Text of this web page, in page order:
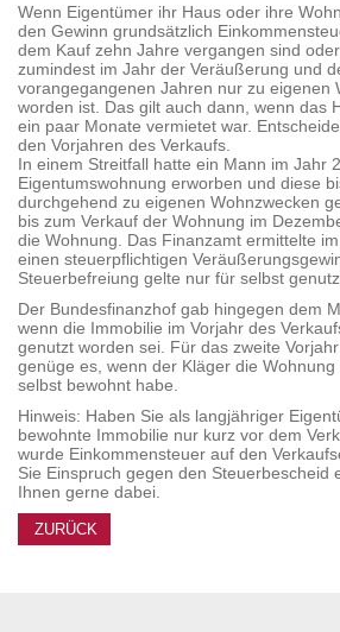
Wenn Eigentümer ihr Haus oder ihre
den Gewinn grundsätzlich
dem Kauf zehn Jahre vergangen sind
zumindest im Jahr der Veräußerung und
vorangegangenen Jahren nur zu eigenen
worden ist. Das gilt auch dann, wenn das
ein paar Monate vermietet war.
den Vorjahren des Verkaufs.
In einem Streitfall hatte ein Mann im Jahr
Eigentumswohnung erworben und diese
durchgehend zu eigenen Wohnzwecken
bis zum Verkauf der Wohnung im
die Wohnung. Das Finanzamt ermittelte
einen steuerpflichtigen
Steuerbefreiung gelte nur für selbst
Der Bundesfinanzhof gab hingegen dem
wenn die Immobilie im Vorjahr des
genutzt worden sei. Für das zweite
genüge es, wenn der Kläger die Wohnung
selbst bewohnt habe.
Hinweis: Haben Sie als langjähriger
bewohnte Immobilie nur kurz vor dem
wurde Einkommensteuer auf den
Sie Einspruch gegen den Steuerbescheid
Ihnen gerne dabei.
ZURÜCK